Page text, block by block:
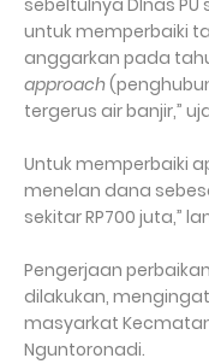
sebeltulnya DInas
untuk memperbaiki
anggarkan pada
approach
tergerus air banjir,”
Untuk memperbaiki
menelan dana
sekitar RP700 juta,”
Pengerjaan
dilakukan,
masyarkat
Nguntoronadi.